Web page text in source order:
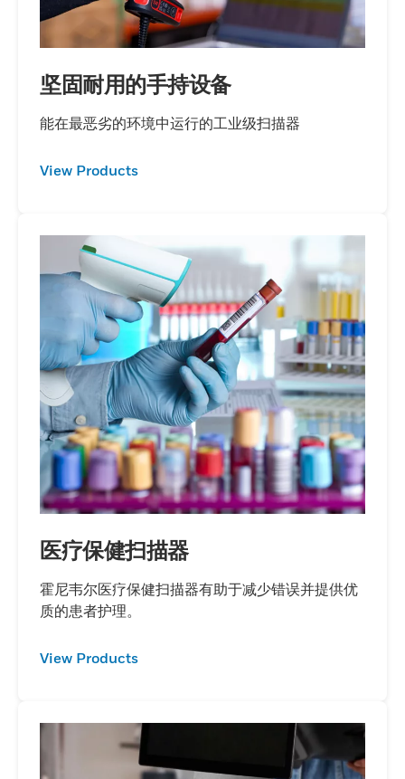
坚固耐用的手持设备
能在最恶劣的环境中运行的工业级扫描器
View Products
医疗保健扫描器
霍尼韦尔医疗保健扫描器有助于减少错误并提供优
质的患者护理。
View Products